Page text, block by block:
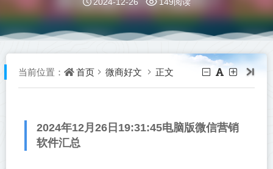
当前位置： 首页 微商好文 正文
2024年12月26日19:31:45电脑版微信营销
软件汇总